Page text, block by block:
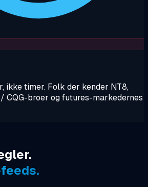
ikke timer. Folk der kender NT8,
CQG-broer og futures-markedernes